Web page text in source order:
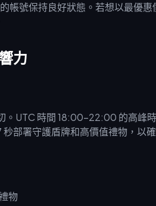
帳號保持良好狀態。若想以最優惠
力
。UTC 時間 18:00-22:00 的高峰
部署守護盾牌和高價值禮物，以